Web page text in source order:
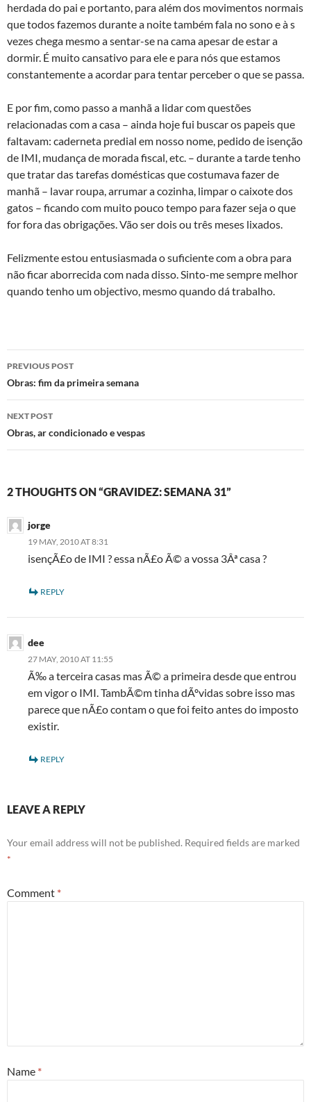
herdada do pai e portanto, para além dos movimentos normais
que todos fazemos durante a noite também fala no sono e à s
vezes chega mesmo a sentar-se na cama apesar de estar a
dormir. É muito cansativo para ele e para nós que estamos
constantemente a acordar para tentar perceber o que se passa.
E por fim, como passo a manhã a lidar com questões
relacionadas com a casa – ainda hoje fui buscar os papeis que
faltavam: caderneta predial em nosso nome, pedido de isenção
de IMI, mudança de morada fiscal, etc. – durante a tarde tenho
que tratar das tarefas domésticas que costumava fazer de
manhã – lavar roupa, arrumar a cozinha, limpar o caixote dos
gatos – ficando com muito pouco tempo para fazer seja o que
for fora das obrigações. Vão ser dois ou três meses lixados.
Felizmente estou entusiasmada o suficiente com a obra para
não ficar aborrecida com nada disso. Sinto-me sempre melhor
quando tenho um objectivo, mesmo quando dá trabalho.
Post
navigation
PREVIOUS POST
Obras: fim da primeira semana
NEXT POST
Obras, ar condicionado e vespas
2 THOUGHTS ON “GRAVIDEZ: SEMANA 31”
jorge
19 MAY, 2010 AT 8:31
isençÃ£o de IMI ? essa nÃ£o Ã© a vossa 3Âª casa ?
REPLY
dee
27 MAY, 2010 AT 11:55
Ã‰ a terceira casas mas Ã© a primeira desde que entrou
em vigor o IMI. TambÃ©m tinha dÃºvidas sobre isso mas
parece que nÃ£o contam o que foi feito antes do imposto
existir.
REPLY
LEAVE A REPLY
Your email address will not be published. Required fields are marked
*
Comment *
Name *